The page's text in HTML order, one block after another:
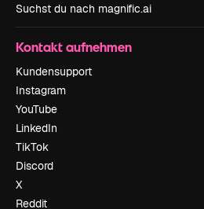
Suchst du nach magnific.ai
Kontakt aufnehmen
Kundensupport
Instagram
YouTube
LinkedIn
TikTok
Discord
X
Reddit